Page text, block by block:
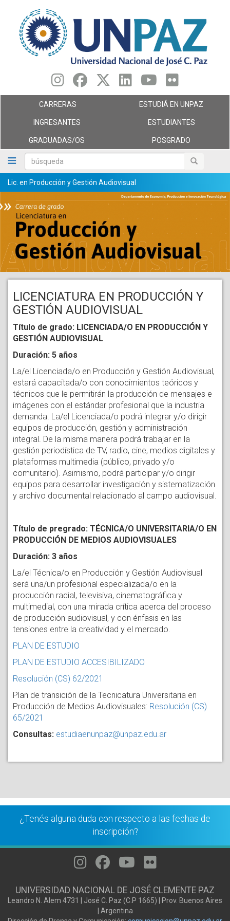
contenido
principal
búsqueda búsqueda
CARRERAS ESTUDIÁ EN UNPAZ
INGRESANTES ESTUDIANTES
GRADUADAS/OS POSGRADO
Lic. en Producción y Gestión Audiovisual
LICENCIATURA EN PRODUCCIÓN Y
GESTIÓN AUDIOVISUAL
Título de grado: LICENCIADA/O EN PRODUCCIÓN Y
GESTIÓN AUDIOVISUAL
Duración: 5 años
La/el Licenciada/o en Producción y Gestión Audiovisual,
estará capacitada/o con conocimientos teóricos y
técnicos que le permitirán la producción de mensajes e
imágenes con el estándar profesional que la industria
demanda. La/el Licenciada/o podrá integrar y/o dirigir
equipos de producción, gestión y administración
integral. De la misma manera podrá trabajar en la
gestión periodística de TV, radio, cine, medios digitales y
plataformas multimedia (público, privado y/o
comunitario). Asimismo, podrá participar y/o dirigir
equipos para desarrollar investigación y sistematización
y archivo documental relacionado al campo audiovisual.
Título de pregrado: TÉCNICA/O UNIVERSITARIA/O EN
PRODUCCIÓN DE MEDIOS AUDIOVISUALES
Duración: 3 años
La/el Técnica/o en Producción y Gestión Audiovisual
será una/un profesional especializada/o en la
producción radial, televisiva, cinematográfica y
multimedial, con una mirada crítica acerca del proceso
de producción audiovisual, y con énfasis en las
tensiones entre la creatividad y el mercado.
PLAN DE ESTUDIO
PLAN DE ESTUDIO ACCESIBILIZADO
Resolución (CS) 62/2021
Plan de transición de la Tecnicatura Universitaria en
Producción de Medios Audiovisuales: Resolución (CS)
65/2021
Consultas: estudiaenunpaz@unpaz.edu.ar
¿Tenés alguna duda con respecto a las fechas de
inscripción?
UNIVERSIDAD NACIONAL DE JOSÉ CLEMENTE PAZ
Leandro N. Alem 4731 | José C. Paz (C.P 1665) | Prov. Buenos Aires
| Argentina